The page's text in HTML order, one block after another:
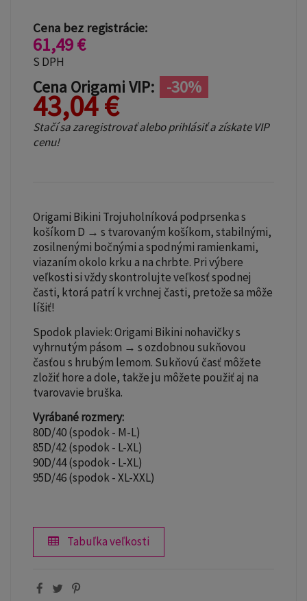
Cena bez registrácie:
61,49 €
S DPH
Cena Origami VIP: -30%
43,04 €
Stačí sa zaregistrovať alebo prihlásiť a získate VIP
cenu!
Origami Bikini Trojuholníková podprsenka s
košíkom D → s tvarovaným košíkom, stabilnými,
zosilnenými bočnými a spodnými ramienkami,
viazaním okolo krku a na chrbte. Pri výbere
veľkosti si vždy skontrolujte veľkosť spodnej
časti, ktorá patrí k vrchnej časti, pretože sa môže
líšiť!
Spodok plaviek: Origami Bikini nohavičky s
vyhrnutým pásom → s ozdobnou sukňovou
časťou s hrubým lemom. Sukňovú časť môžete
zložiť hore a dole, takže ju môžete použiť aj na
tvarovavie bruška.
Vyrábané rozmery:
80D/40 (spodok - M-L)
85D/42 (spodok - L-XL)
90D/44 (spodok - L-XL)
95D/46 (spodok - XL-XXL)
Tabuľka veľkosti